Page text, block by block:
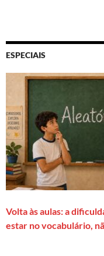
ESPECIAIS
Volta às aulas: a
estar no vocabulário,